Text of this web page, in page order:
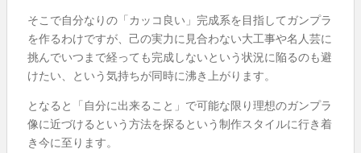
そこで自分なりの「カッコ良い」完成系を目指してガンプラ
を作るわけですが、己の実力に見合わない大工事や名人芸に
挑んでいつまで経っても完成しないという状況に陥るのも避
けたい、という気持ちが同時に沸き上がります。
となると「自分に出来ること」で可能な限り理想のガンプラ
像に近づけるという方法を探るという制作スタイルに行き着
き今に至ります。